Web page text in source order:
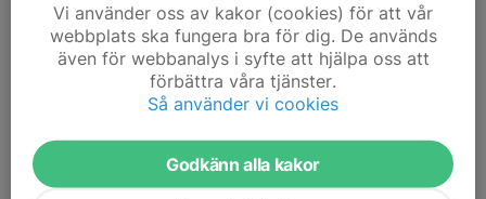
Ring oss om ishallen är låst under våra öppettider så öppnar vi!
Kansliet är öppet
Tisdag 10:00 -18:30
Onsdag 13:00 - 20:00
Sandra nås även på telefon på torsdagar 09:00 - 12:00
Vi använder oss av kakor (cookies) för att vår
webbplats ska fungera bra för dig. De används
även för webbanalys i syfte att hjälpa oss att
förbättra våra tjänster.
Så använder vi cookies
Godkänn alla kakor